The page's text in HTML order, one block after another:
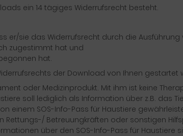
ein 14 tägiges Widerrufsrecht besteht.
er/sie das Widerrufsrecht durch die Ausführung
zugestimmt hat und
hat.
der Download von Ihnen gestartet
oder Medizinprodukt. Mit ihm ist keine
soll lediglich als Information über z.B. das
einem SOS-Info-Pass für Haustiere
Betreuungkräften oder sonstigen
über den SOS-Info-Pass für Haustiere